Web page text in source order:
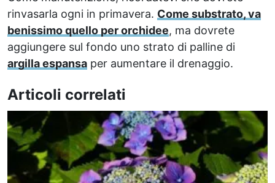
rinvasarla ogni in primavera. Come substrato, va
benissimo quello per orchidee, ma dovrete
aggiungere sul fondo uno strato di palline di
argilla espansa per aumentare il drenaggio.
Articoli correlati